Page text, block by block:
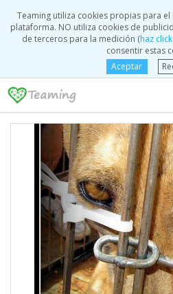
Teaming utiliza cookies propias para
plataforma. NO utiliza cookies de
de terceros para la medición (haz
consentir estas
Aceptar